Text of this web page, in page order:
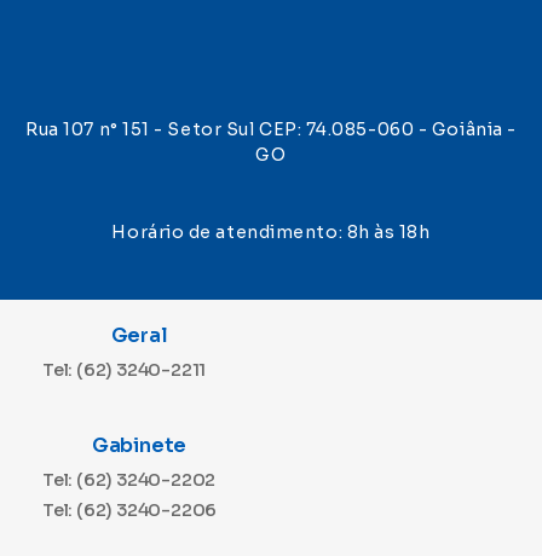
Rua 107 n° 151 - Setor Sul CEP: 74.085-060 - Goiânia -
GO
Horário de atendimento: 8h às 18h
Geral
Tel: (62) 3240-2211
Gabinete
Tel: (62) 3240-2202
Tel: (62) 3240-2206